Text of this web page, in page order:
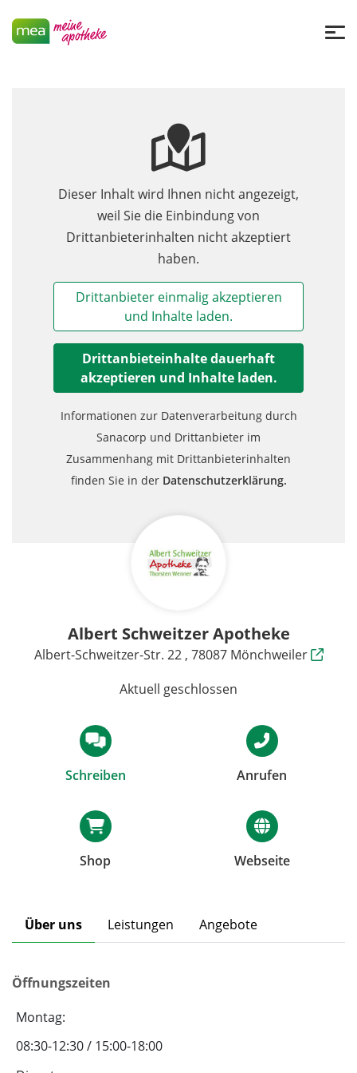
Dieser Inhalt wird Ihnen nicht angezeigt,
weil Sie die Einbindung von
Drittanbieterinhalten nicht akzeptiert
haben.
Drittanbieter einmalig akzeptieren
und Inhalte laden.
Drittanbieteinhalte dauerhaft
akzeptieren und Inhalte laden.
Informationen zur Datenverarbeitung durch
Sanacorp und Drittanbieter im
Zusammenhang mit Drittanbieterinhalten
finden Sie in der Datenschutzerklärung.
Albert Schweitzer Apotheke
Albert-Schweitzer-Str. 22 , 78087 Mönchweiler
Aktuell geschlossen
Schreiben Anrufen
Shop Webseite
Über uns Leistungen Angebote
Öffnungszeiten
Montag:
08:30-12:30 / 15:00-18:00